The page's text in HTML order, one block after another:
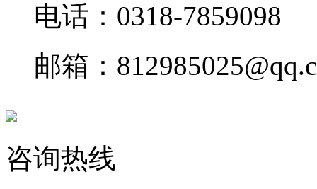
电话：0318-7859098
邮箱：
咨询热线